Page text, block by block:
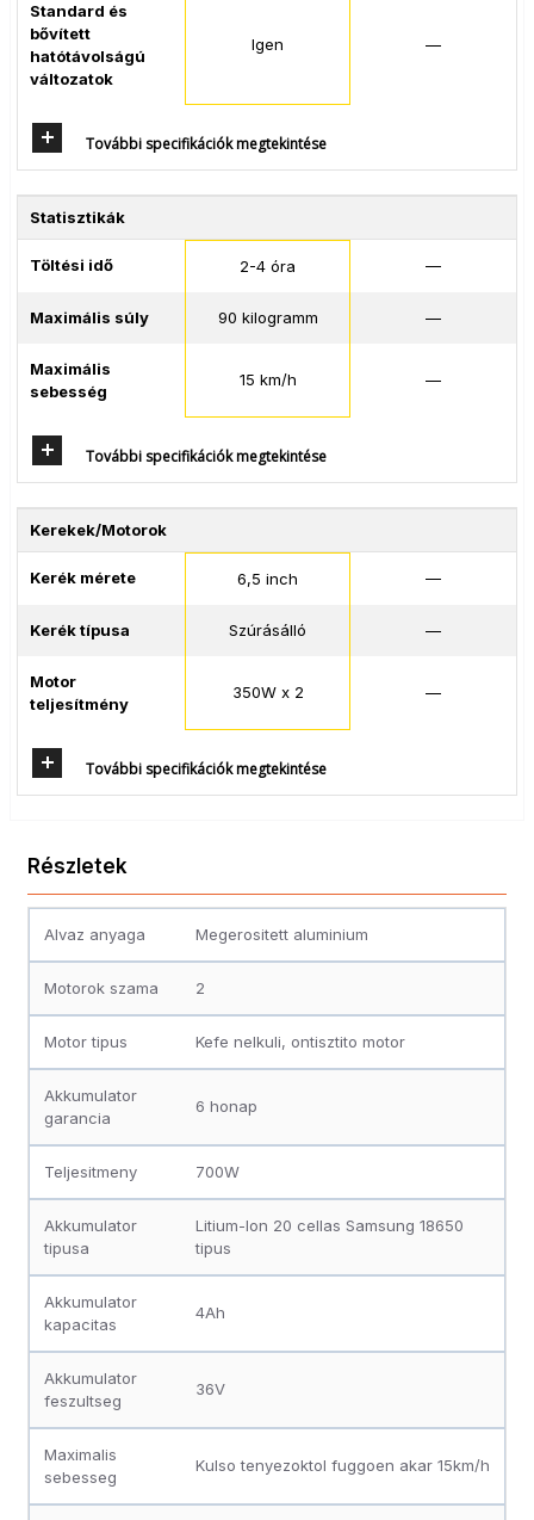
Standard és
bővített
hatótávolságú
változatok
Igen —
További specifikációk megtekintése
Statisztikák
Töltési idő 2-4 óra —
Maximális súly 90 kilogramm —
Maximális
sebesség
15 km/h —
További specifikációk megtekintése
Kerekek/Motorok
Kerék mérete 6,5 inch —
Kerék típusa Szúrásálló —
Motor
teljesítmény
350W x 2 —
További specifikációk megtekintése
Részletek
Alvaz anyaga Megerositett aluminium
Motorok szama 2
Motor tipus Kefe nelkuli, ontisztito motor
Akkumulator
garancia
6 honap
Teljesitmeny 700W
Akkumulator
tipusa
Litium-Ion 20 cellas Samsung 18650
tipus
Akkumulator
kapacitas
4Ah
Akkumulator
feszultseg
36V
Maximalis
sebesseg
Kulso tenyezoktol fuggoen akar 15km/h